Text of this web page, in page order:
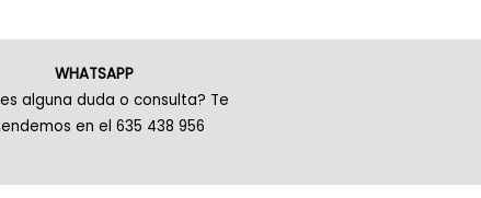
WHATSAPP
alguna duda o consulta? Te
en el 635 438 956